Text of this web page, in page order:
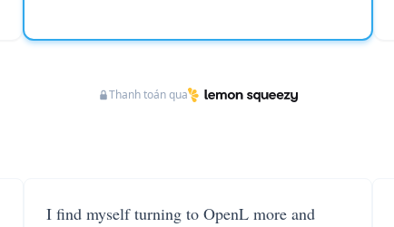
Thanh toán qua
I find myself turning to OpenL more and